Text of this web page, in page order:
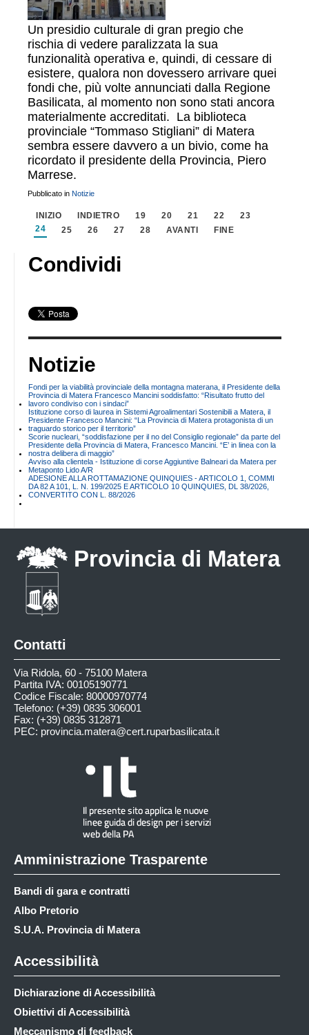
Un presidio culturale di gran pregio che
rischia di vedere paralizzata la sua
funzionalità operativa e, quindi, di cessare di
esistere, qualora non dovessero arrivare quei
fondi che, più volte annunciati dalla Regione
Basilicata, al momento non sono stati ancora
materialmente accreditati. La biblioteca
provinciale “Tommaso Stigliani” di Matera
sembra essere davvero a un bivio, come ha
ricordato il presidente della Provincia, Piero
Marrese.
Pubblicato in Notizie
INIZIO INDIETRO 19 20 21 22
23
24
25 26 27 28 AVANTI FINE
Condividi
Notizie
Fondi per la viabilità provinciale della montagna materana, il Presidente della
Provincia di Matera Francesco Mancini soddisfatto: “Risultato frutto del
lavoro condiviso con i sindaci”
Istituzione corso di laurea in Sistemi Agroalimentari Sostenibili a Matera, il
Presidente Francesco Mancini: “La Provincia di Matera protagonista di un
traguardo storico per il territorio”
Scorie nucleari, “soddisfazione per il no del Consiglio regionale” da parte del
Presidente della Provincia di Matera, Francesco Mancini. “E’ in linea con la
nostra delibera di maggio”
Avviso alla clientela - Istituzione di corse Aggiuntive Balneari da Matera per
Metaponto Lido A/R
ADESIONE ALLA ROTTAMAZIONE QUINQUIES - ARTICOLO 1, COMMI
DA 82 A 101, L. N. 199/2025 E ARTICOLO 10 QUINQUIES, DL 38/2026,
CONVERTITO CON L. 88/2026
Provincia di Matera
Contatti
Via Ridola, 60 - 75100 Matera
Partita IVA: 00105190771
Codice Fiscale: 80000970774
Telefono: (+39) 0835 306001
Fax: (+39) 0835 312871
PEC: provincia.matera@cert.ruparbasilicata.it
Amministrazione Trasparente
Bandi di gara e contratti
Albo Pretorio
S.U.A. Provincia di Matera
Accessibilità
Dichiarazione di Accessibilità
Obiettivi di Accessibilità
Meccanismo di feedback